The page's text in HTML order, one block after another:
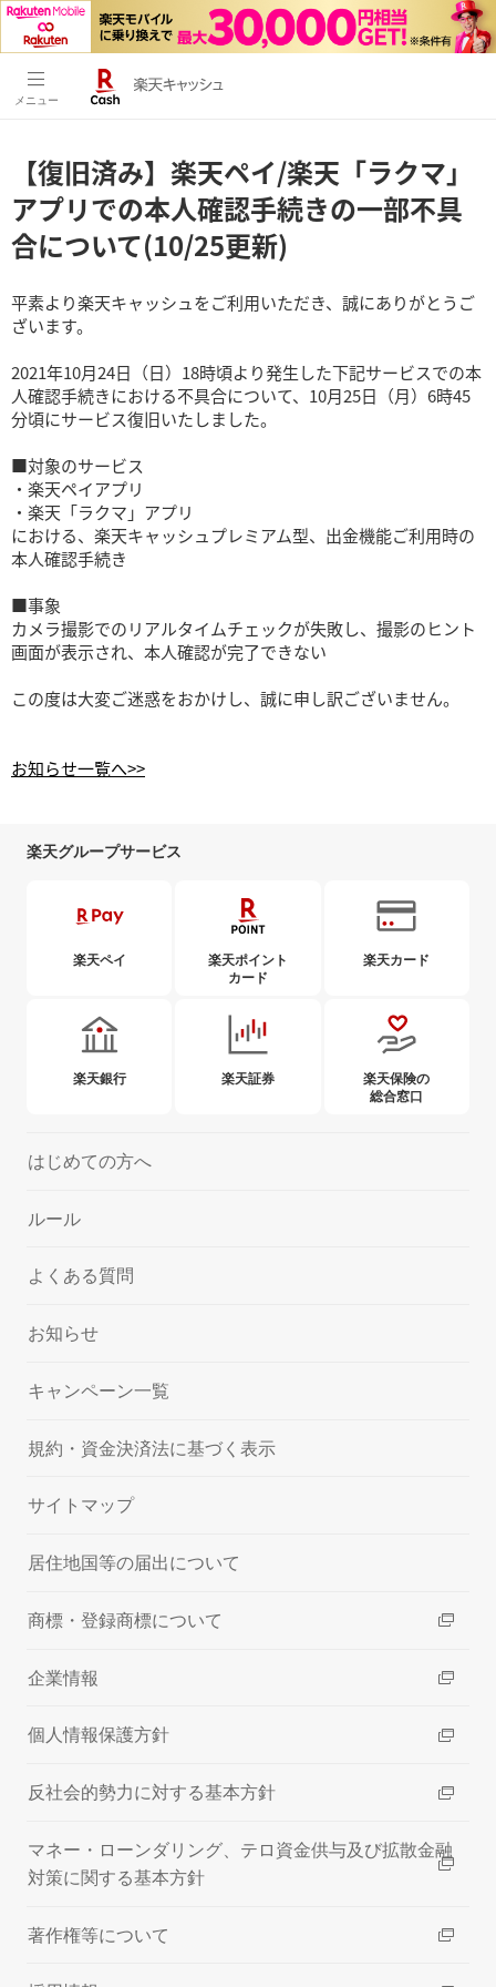
メニュー
【復旧済み】楽天ペイ/楽天「ラクマ」
アプリでの本人確認手続きの一部不具
合について(10/25更新)
平素より楽天キャッシュをご利用いただき、誠にありがとうご
ざいます。
2021年10月24日（日）18時頃より発生した下記サービスでの本
人確認手続きにおける不具合について、10月25日（月）6時45
分頃にサービス復旧いたしました。
■対象のサービス
・楽天ペイアプリ
・楽天「ラクマ」アプリ
における、楽天キャッシュプレミアム型、出金機能ご利用時の
本人確認手続き
■事象
カメラ撮影でのリアルタイムチェックが失敗し、撮影のヒント
画面が表示され、本人確認が完了できない
この度は大変ご迷惑をおかけし、誠に申し訳ございません。
お知らせ一覧へ>>
楽天グループサービス
楽天ペイ
楽天ポイント
カード
楽天カード
楽天銀行 楽天証券
楽天保険の
総合窓口
はじめての方へ
ルール
よくある質問
お知らせ
キャンペーン一覧
規約・資金決済法に基づく表示
サイトマップ
居住地国等の届出について
商標・登録商標について
企業情報
個人情報保護方針
反社会的勢力に対する基本方針
マネー・ローンダリング、テロ資金供与及び拡散金融
対策に関する基本方針
著作権等について